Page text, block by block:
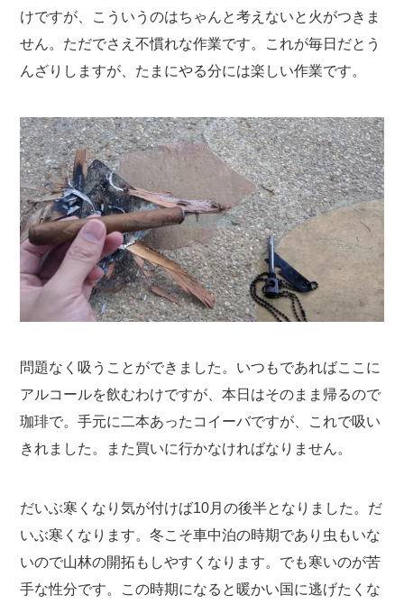
けですが、こういうのはちゃんと考えないと火がつきま
せん。ただでさえ不慣れな作業です。これが毎日だとう
んざりしますが、たまにやる分には楽しい作業です。
問題なく吸うことができました。いつもであればここに
アルコールを飲むわけですが、本日はそのまま帰るので
珈琲で。手元に二本あったコイーバですが、これで吸い
きれました。また買いに行かなければなりません。
だいぶ寒くなり気が付けば10月の後半となりました。だ
いぶ寒くなります。冬こそ車中泊の時期であり虫もいな
いので山林の開拓もしやすくなります。でも寒いのが苦
手な性分です。この時期になると暖かい国に逃げたくな